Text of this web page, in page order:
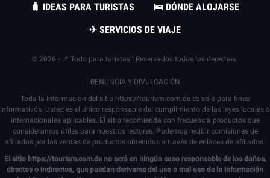
🧳 IDEAS PARA TURISTAS
🛌 DÓNDE ALOJARSE
✈ SERVICIOS DE VIAJE
© 2026 - 📍 Todo para turistas | Reservados todos los derechos.
RENUNCIA Y DIVULGACIÓN
Toda la información del sitio https://tourism.com.de es solo para fines
informativos. Usted es el único responsable del cumplimiento de las leyes locales o
internacionales aplicables. El sitio recomienda con frecuencia productos que
consideramos útiles para nuestros lectores. Podemos recibir comisiones de
afiliados por las ventas de productos obtenidos a través de enlaces de afiliados.
El sitio https://tourism.com.deno será en ningún caso responsable de los daños,
directos o indirectos, que puedan derivarse del uso o mal uso de la información